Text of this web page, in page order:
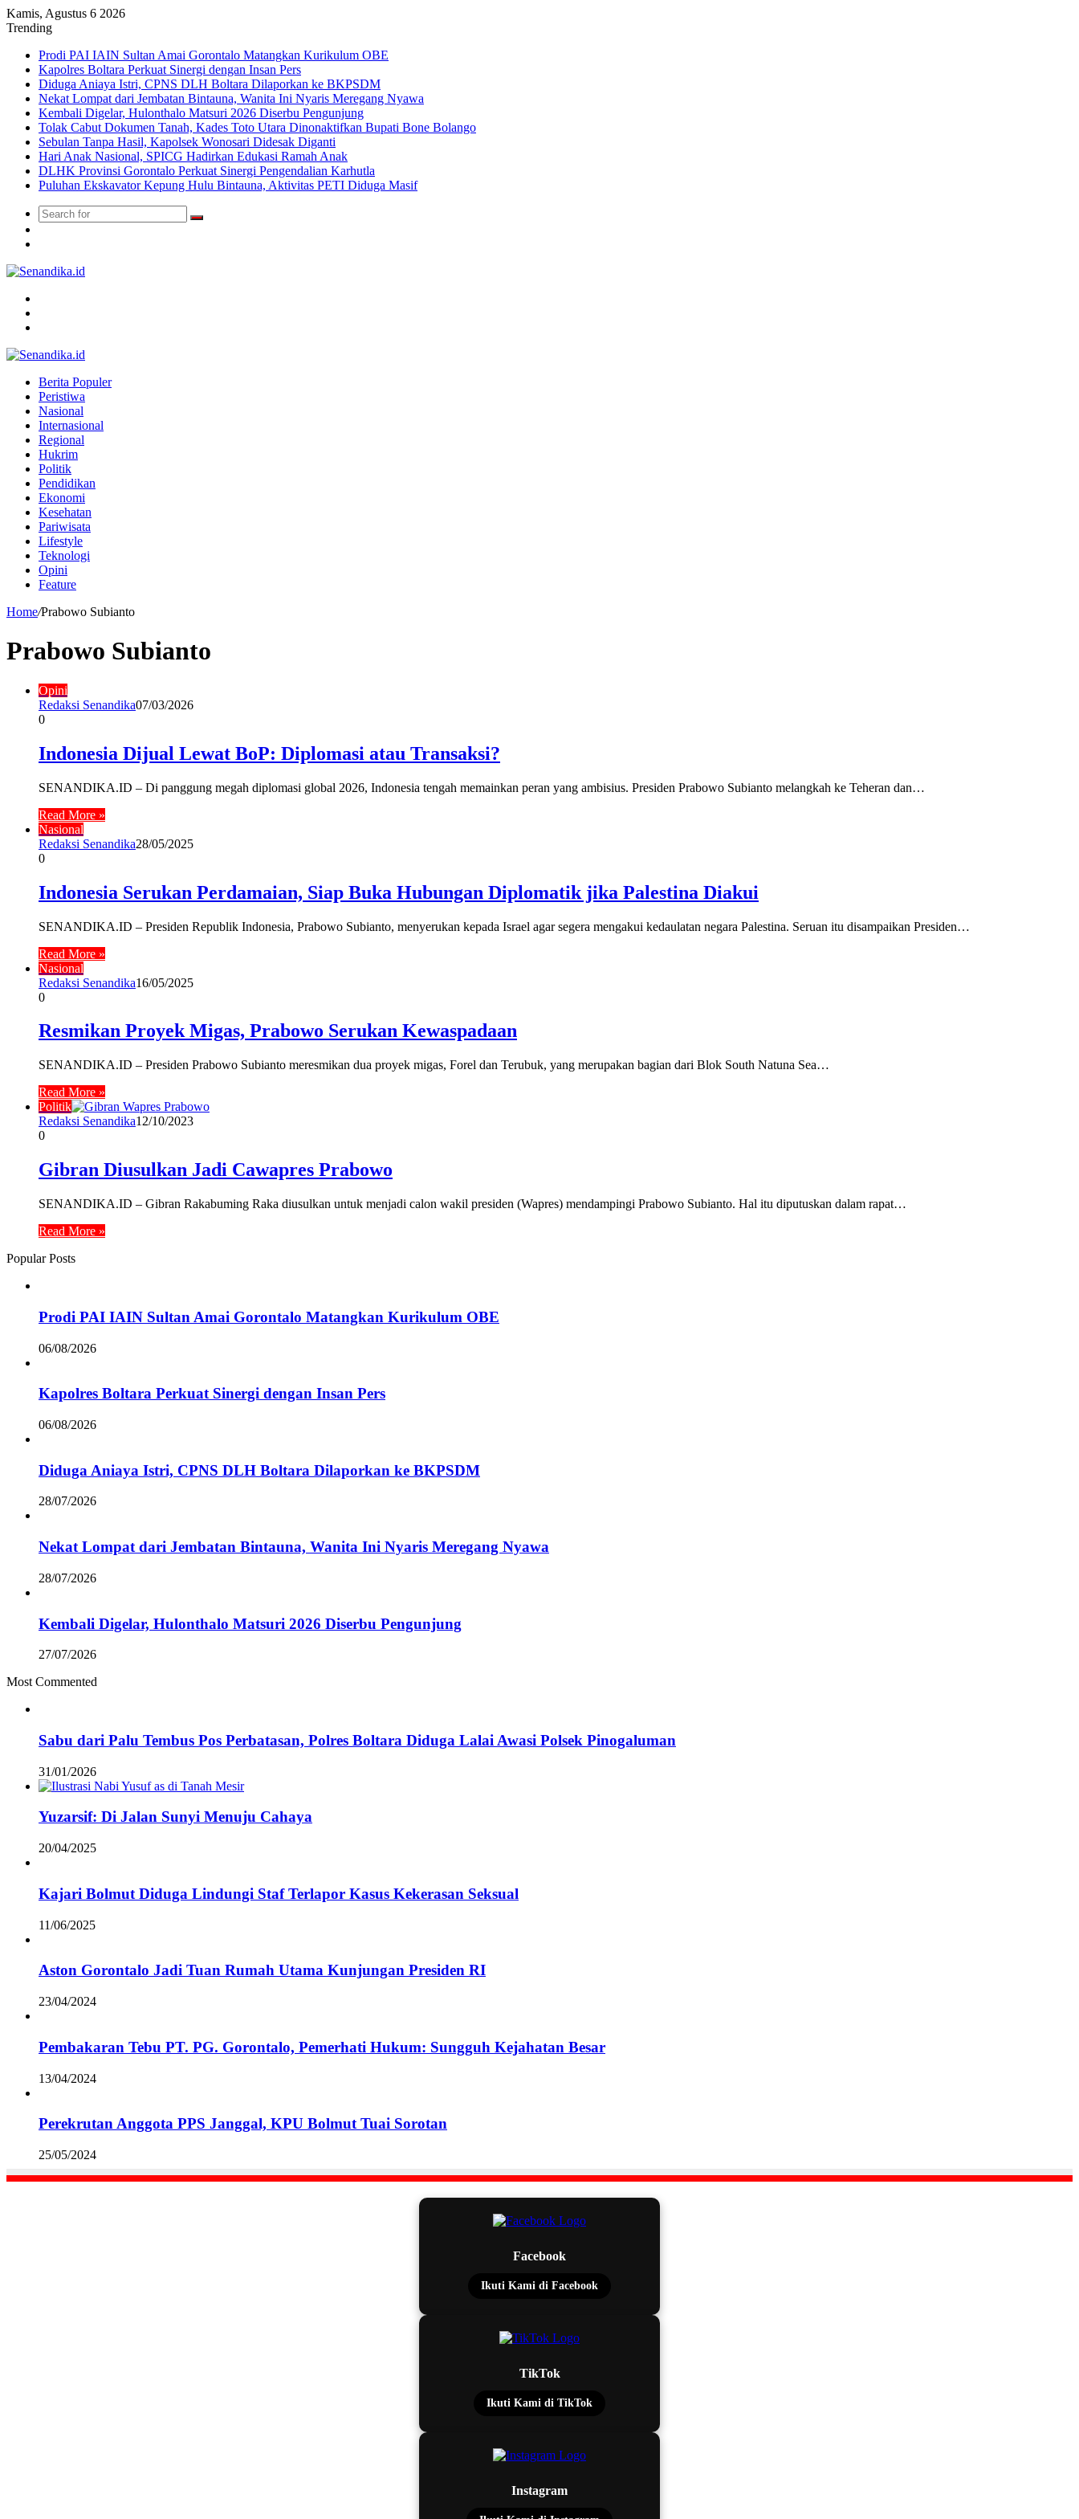
Kamis, Agustus 6 2026
Trending
Prodi PAI IAIN Sultan Amai Gorontalo Matangkan Kurikulum OBE
Kapolres Boltara Perkuat Sinergi dengan Insan Pers
Diduga Aniaya Istri, CPNS DLH Boltara Dilaporkan ke BKPSDM
Nekat Lompat dari Jembatan Bintauna, Wanita Ini Nyaris Meregang Nyawa
Kembali Digelar, Hulonthalo Matsuri 2026 Diserbu Pengunjung
Tolak Cabut Dokumen Tanah, Kades Toto Utara Dinonaktifkan Bupati Bone Bolango
Sebulan Tanpa Hasil, Kapolsek Wonosari Didesak Diganti
Hari Anak Nasional, SPICG Hadirkan Edukasi Ramah Anak
DLHK Provinsi Gorontalo Perkuat Sinergi Pengendalian Karhutla
Puluhan Ekskavator Kepung Hulu Bintauna, Aktivitas PETI Diduga Masif
Search
Berita Populer
Peristiwa
Nasional
Internasional
Regional
Hukrim
Politik
Pendidikan
Ekonomi
Kesehatan
Pariwisata
Lifestyle
Teknologi
Opini
Feature
Home/Prabowo Subianto
Prabowo Subianto
Opini
Redaksi Senandika07/03/2026
0
Indonesia Dijual Lewat BoP: Diplomasi atau Transaksi?
SENANDIKA.ID – Di panggung megah diplomasi global 2026, Indonesia tengah memainkan peran yang ambisius. Presiden Prabowo Subianto melangkah ke Teheran dan…
Read More »
Nasional
Redaksi Senandika28/05/2025
0
Indonesia Serukan Perdamaian, Siap Buka Hubungan Diplomatik jika Palestina Diakui
SENANDIKA.ID – Presiden Republik Indonesia, Prabowo Subianto, menyerukan kepada Israel agar segera mengakui kedaulatan negara Palestina. Seruan itu disampaikan Presiden…
Read More »
Nasional
Redaksi Senandika16/05/2025
0
Resmikan Proyek Migas, Prabowo Serukan Kewaspadaan
SENANDIKA.ID – Presiden Prabowo Subianto meresmikan dua proyek migas, Forel dan Terubuk, yang merupakan bagian dari Blok South Natuna Sea…
Read More »
Politik
Redaksi Senandika12/10/2023
0
Gibran Diusulkan Jadi Cawapres Prabowo
SENANDIKA.ID – Gibran Rakabuming Raka diusulkan untuk menjadi calon wakil presiden (Wapres) mendampingi Prabowo Subianto. Hal itu diputuskan dalam rapat…
Read More »
Popular Posts
Prodi PAI IAIN Sultan Amai Gorontalo Matangkan Kurikulum OBE
06/08/2026
Kapolres Boltara Perkuat Sinergi dengan Insan Pers
06/08/2026
Diduga Aniaya Istri, CPNS DLH Boltara Dilaporkan ke BKPSDM
28/07/2026
Nekat Lompat dari Jembatan Bintauna, Wanita Ini Nyaris Meregang Nyawa
28/07/2026
Kembali Digelar, Hulonthalo Matsuri 2026 Diserbu Pengunjung
27/07/2026
Most Commented
Sabu dari Palu Tembus Pos Perbatasan, Polres Boltara Diduga Lalai Awasi Polsek Pinogaluman
31/01/2026
Yuzarsif: Di Jalan Sunyi Menuju Cahaya
20/04/2025
Kajari Bolmut Diduga Lindungi Staf Terlapor Kasus Kekerasan Seksual
11/06/2025
Aston Gorontalo Jadi Tuan Rumah Utama Kunjungan Presiden RI
23/04/2024
Pembakaran Tebu PT. PG. Gorontalo, Pemerhati Hukum: Sungguh Kejahatan Besar
13/04/2024
Perekrutan Anggota PPS Janggal, KPU Bolmut Tuai Sorotan
25/05/2024
Facebook
Ikuti Kami di Facebook
TikTok
Ikuti Kami di TikTok
Instagram